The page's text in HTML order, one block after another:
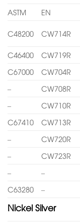
ASTM EN
C48200 CW714R
C46400 CW719R
C67000
CW704R
–
CW708R
–
CW710R
C67410
CW713R
–
CW720R
–
CW723R
–
–
C63280
–
Nickel Silver